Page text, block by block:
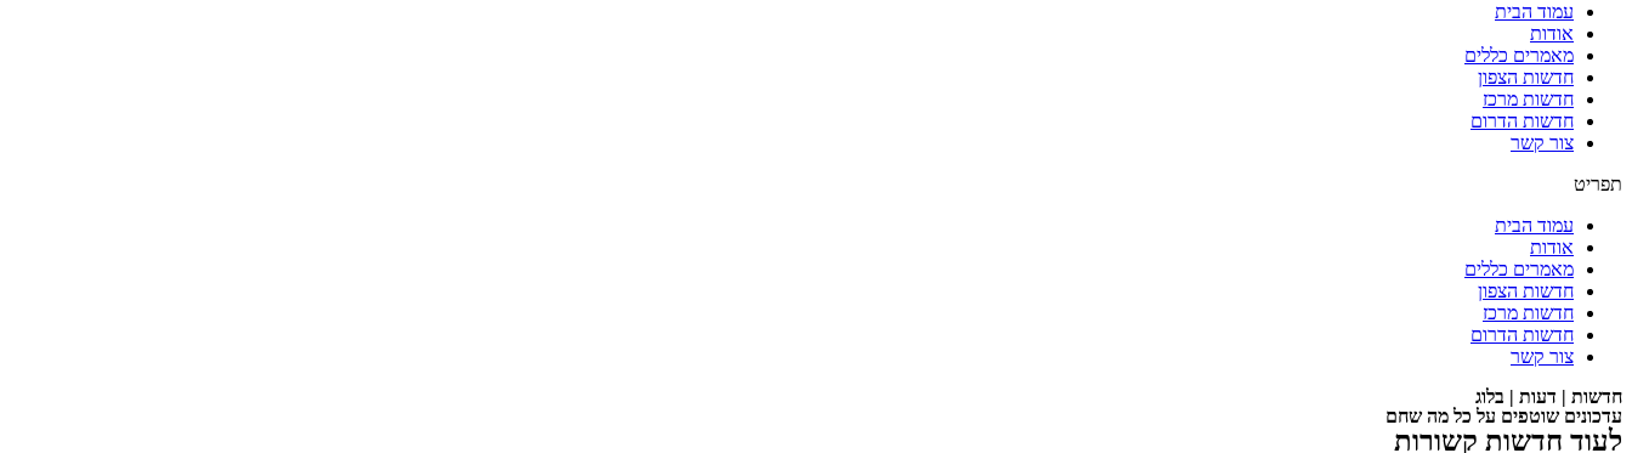
עמוד הבית
אודות
מאמרים כללים
חדשות הצפון
חדשות מרכז
חדשות הדרום
צור קשר
תפריט
עמוד הבית
אודות
מאמרים כללים
חדשות הצפון
חדשות מרכז
חדשות הדרום
צור קשר
חדשות | דעות | בלוג
עדכונים שוטפים על כל מה שחם
לעוד חדשות קשורות